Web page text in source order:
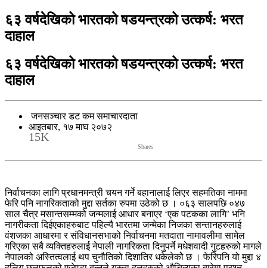
६३ वर्षदेखिको भारतको षडयन्त्रको उत्कर्ष: भरत
दाहाल
६३ वर्षदेखिको भारतको षडयन्त्रको उत्कर्ष: भरत
दाहाल
जनसञ्चार डट कम समाचारदाता
आइतबार, १७ माघ २०७२
15K
Shares
निर्वाचनका लागि प्रधानमन्त्री चयन गर्ने बहानालाई लिएर सहमतिका नाममा
फेरि पनि नागरिकताको मुद्दा सर्तका रुपमा उठेको छ । ०६३ सालपछि ०४७
साल चैत्र मसान्तसम्मको जन्मलाई आधार बनाएर ‘एक पटकका लागि’ भनि
नागरीकता दिईएकाहरुबाट पहिल्यै भारतमा जन्मेका निजका सन्तानहरुलाई
वंशजका आधारमा र संविधानसभाको निर्वाचनमा मतदाता नामावलीमा सामेल
गरिएका सबै व्यक्तिहरुलाई नेपाली नागरिकता दिनुपर्ने मधेशवादी गुटहरुको मागले
नेपालको अस्तित्वलाई थप चुनौतिको दिशातिर धकेलेकोे छ । फेरिपनि यो मुद्दा ४